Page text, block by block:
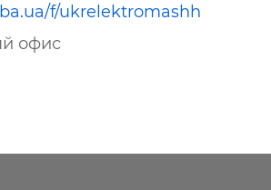
f/ukrelektromashh
офис